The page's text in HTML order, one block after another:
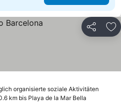
Teilen
organisierte soziale Aktivitäten
km bis Playa de la Mar Bella